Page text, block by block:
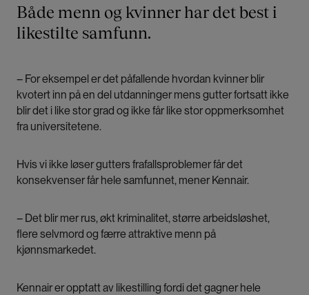
Både menn og kvinner har det best i
likestilte samfunn.
– For eksempel er det påfallende hvordan kvinner blir
kvotert inn på en del utdanninger mens gutter fortsatt ikke
blir det i like stor grad og ikke får like stor oppmerksomhet
fra universitetene.
Hvis vi ikke løser gutters frafallsproblemer får det
konsekvenser får hele samfunnet, mener Kennair.
– Det blir mer rus, økt kriminalitet, større arbeidsløshet,
flere selvmord og færre attraktive menn på
kjønnsmarkedet.
Kennair er opptatt av likestilling fordi det gagner hele